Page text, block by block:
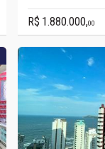
R$ 1.880.000,00